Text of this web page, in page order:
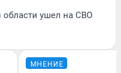
области ушел на СВО
МНЕНИЕ